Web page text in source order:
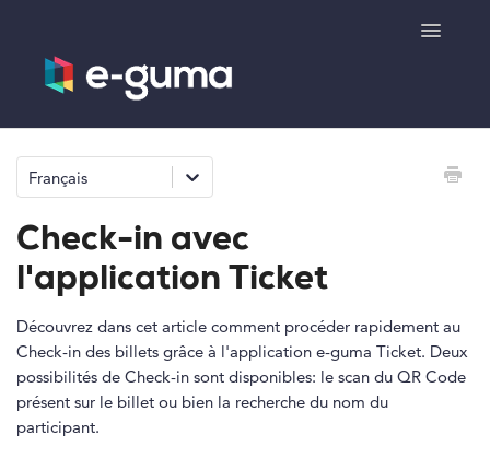
Toggle
Généralités
Système de billetterie
Boutique de produits
e-surprise
Français
Check-in avec
l'application Ticket
Découvrez dans cet article comment procéder rapidement au
Check-in des billets grâce à l'application e-guma Ticket. Deux
possibilités de Check-in sont disponibles: le scan du QR Code
présent sur le billet ou bien la recherche du nom du
participant.